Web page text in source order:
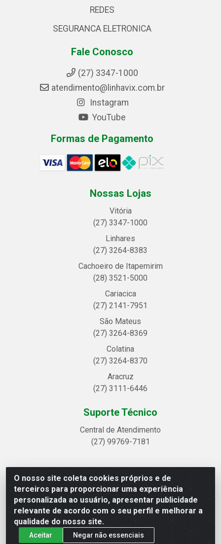
O nosso site coleta cookies próprios e de
terceiros para proporcionar uma experiência
personalizada ao usuário, apresentar publicidade
relevante de acordo com o seu perfil e melhorar a
qualidade do nosso site.
Aceitar Negar não essenciais
REDES
SEGURANCA ELETRONICA
Fale Conosco
(27) 3347-1000
atendimento@linhavix.com.br
Instagram
YouTube
Formas de Pagamento
Nossas Lojas
Vitória
(27) 3347-1000
Linhares
(27) 3264-8383
Cachoeiro de Itapemirim
(28) 3521-5000
Cariacica
(27) 2141-7951
São Mateus
(27) 3264-8369
Colatina
(27) 3264-8370
Aracruz
(27) 3111-6446
Suporte Técnico
Central de Atendimento
(27) 99769-7181
Linhavix Distribuidora LTDA - Avenida Alegre, 2521 -
Quadra314 Lote 05 e 07 - Shell, Linhares/ES - CEP
29.901-605 - CNPJ 20.857.514/0001-75